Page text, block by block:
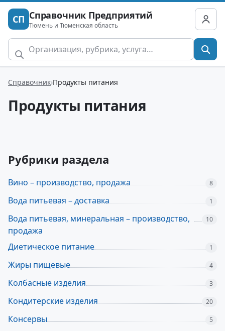
СП Справочник Предприятий
Тюмень и Тюменская область
Справочник Продукты питания
Продукты питания
Рубрики раздела
Вино – производство, продажа 8
Вода питьевая – доставка 1
Вода питьевая, минеральная – производство,
продажа
10
Диетическое питание 1
Жиры пищевые 4
Колбасные изделия 3
Кондитерские изделия 20
Консервы 5